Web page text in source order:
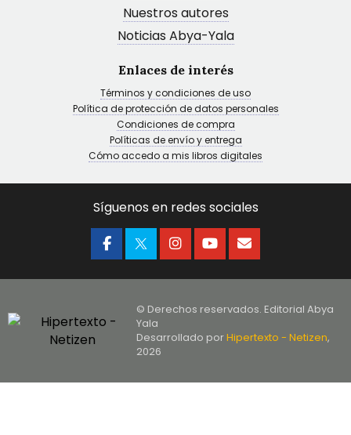
Nuestros autores
Noticias Abya-Yala
Enlaces de interés
Términos y condiciones de uso
Política de protección de datos personales
Condiciones de compra
Políticas de envío y entrega
Cómo accedo a mis libros digitales
Síguenos en redes sociales
© Derechos reservados. Editorial Abya
Yala
Desarrollado porHipertexto - Netizen,
2026